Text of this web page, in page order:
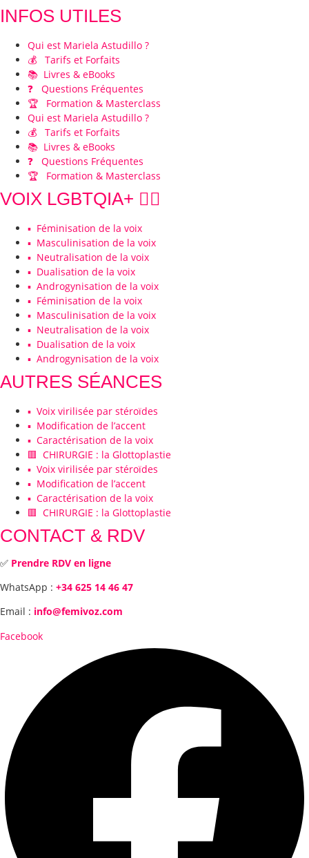
INFOS UTILES
Qui est Mariela Astudillo ?
💰 Tarifs et Forfaits
📚 Livres & eBooks
❓ Questions Fréquentes
🏆 Formation & Masterclass
Qui est Mariela Astudillo ?
💰 Tarifs et Forfaits
📚 Livres & eBooks
❓ Questions Fréquentes
🏆 Formation & Masterclass
VOIX LGBTQIA+ 🏳️‍🌈
▪️ Féminisation de la voix
▪️ Masculinisation de la voix
▪️ Neutralisation de la voix
▪️ Dualisation de la voix
▪️ Androgynisation de la voix
▪️ Féminisation de la voix
▪️ Masculinisation de la voix
▪️ Neutralisation de la voix
▪️ Dualisation de la voix
▪️ Androgynisation de la voix
AUTRES SÉANCES
▪️ Voix virilisée par stéroïdes
▪️ Modification de l’accent
▪️ Caractérisation de la voix
🟥 CHIRURGIE : la Glottoplastie
▪️ Voix virilisée par stéroïdes
▪️ Modification de l’accent
▪️ Caractérisation de la voix
🟥 CHIRURGIE : la Glottoplastie
CONTACT & RDV
✅ Prendre RDV en ligne
WhatsApp : +34 625 14 46 47
Email : info@femivoz.com
Facebook